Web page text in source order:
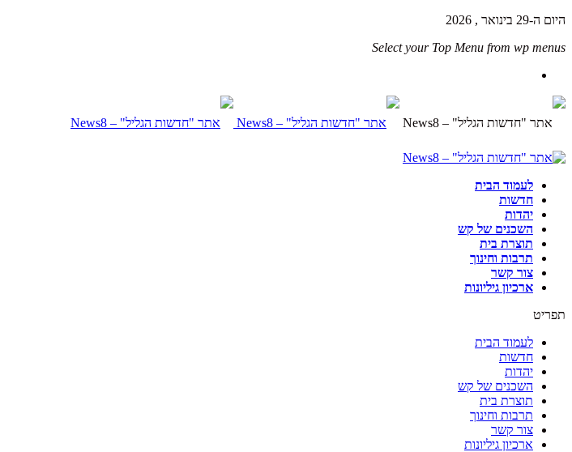
היום ה-29 בינואר , 2026
Select your Top Menu from wp menus
לעמוד הבית
חדשות
יהדות
השכנים של קש
תוצרת בית
תרבות וחינוך
צור קשר
ארכיון גיליונות
תפריט
לעמוד הבית
חדשות
יהדות
השכנים של קש
תוצרת בית
תרבות וחינוך
צור קשר
ארכיון גיליונות